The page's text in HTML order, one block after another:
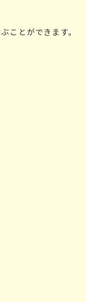
ことができます。